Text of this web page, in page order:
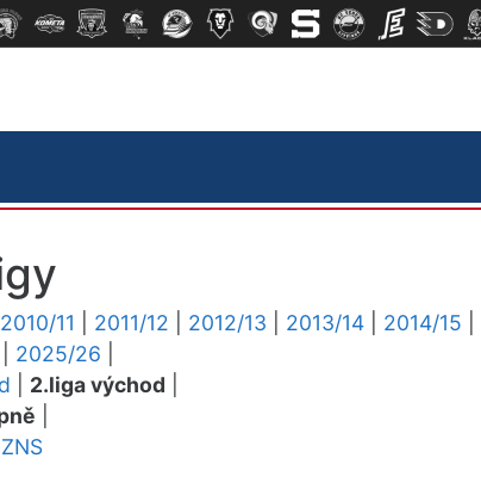
2010/11 2011/12 2012/13 2013/14 2014/15
2025/26
2.liga východ
ZNS